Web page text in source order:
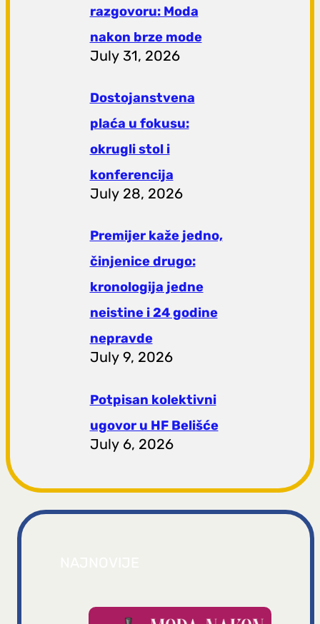
razgovoru: Moda
nakon brze mode
July 31, 2026
Dostojanstvena
plaća u fokusu:
okrugli stol i
konferencija
July 28, 2026
Premijer kaže jedno,
činjenice drugo:
kronologija jedne
neistine i 24 godine
nepravde
July 9, 2026
Potpisan kolektivni
ugovor u HF Belišće
July 6, 2026